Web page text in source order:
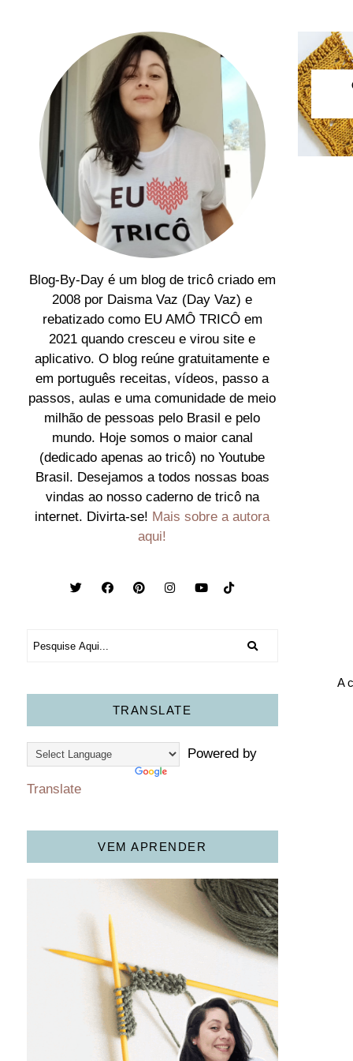
A
Blog-By-Day é um blog de tricô criado em
2008 por Daisma Vaz (Day Vaz) e
rebatizado como EU AMÔ TRICÔ em
2021 quando cresceu e virou site e
aplicativo. O blog reúne gratuitamente e
em português receitas, vídeos, passo a
passos, aulas e uma comunidade de meio
milhão de pessoas pelo Brasil e pelo
mundo. Hoje somos o maior canal
(dedicado apenas ao tricô) no Youtube
Brasil. Desejamos a todos nossas boas
vindas ao nosso caderno de tricô na
internet. Divirta-se! Mais sobre a autora
aqui!
TRANSLATE
Powered by
Translate
VEM APRENDER